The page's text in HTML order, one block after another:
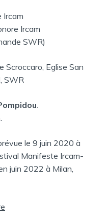
Ircam
Ircam
SWR)
Scroccaro, Eglise San
SWR
.
le 9 juin 2020 à
Manifeste Ircam-
juin 2022 à Milan,